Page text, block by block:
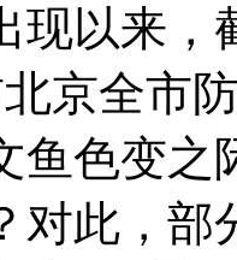
现以来，
京全市
鱼色变
对此，部